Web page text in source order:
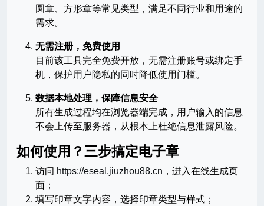
圆章、方形章等常见类型，满足不同行业和用途的
需求。
无需注册，免费使用
目前该工具完全免费开放，无需注册账号或绑定手
机，保护用户隐私的同时降低使用门槛。
数据本地处理，保障信息安全
所有生成过程均在浏览器端完成，用户输入的信息
不会上传至服务器，从根本上杜绝信息泄露风险。
如何使用？三步搞定电子章
访问 https://eseal.jiuzhou88.cn ，进入在线生成页
面；
填写印章文字内容，选择印章类型与样式；